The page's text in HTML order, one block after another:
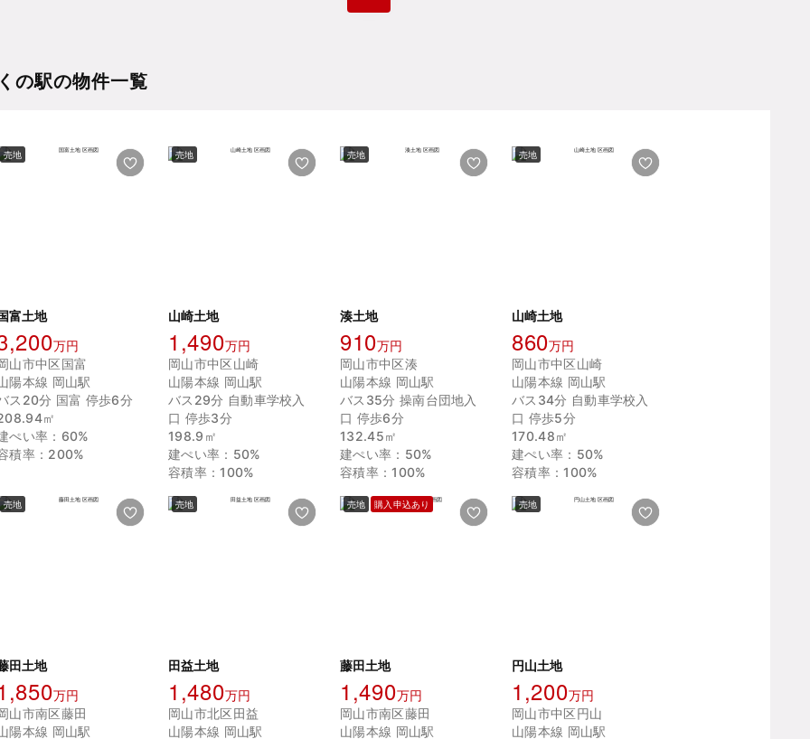
の駅の物件一覧
売地
富土地
万円
山市中区国富
陽本線 岡山駅
ス20分 国富 停歩6分
㎡
ぺい率：60%
積率：200%
売地
山崎土地
1,490万円
岡山市中区山崎
山陽本線 岡山駅
バス29分 自動車学校入
口 停歩3分
198.9㎡
建ぺい率：50%
容積率：100%
売地
湊土地
910万円
岡山市中区湊
山陽本線 岡山駅
バス35分 操南台団地入
口 停歩6分
132.45㎡
建ぺい率：50%
容積率：100%
売地
山崎土地
860万円
岡山市中区山崎
山陽本線 岡山駅
バス34分 自動車学校入
口 停歩5分
170.48㎡
建ぺい率：50%
容積率：100%
売地
田土地
万円
山市南区藤田
陽本線 岡山駅
売地
田益土地
1,480万円
岡山市北区田益
山陽本線 岡山駅
売地 購入申込あり
藤田土地
1,490万円
岡山市南区藤田
山陽本線 岡山駅
売地
円山土地
1,200万円
岡山市中区円山
山陽本線 岡山駅